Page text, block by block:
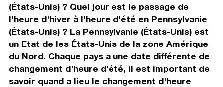
(États-Unis) ? Quel jour est le passage de
l'heure d'hiver à l'heure d'été en Pennsylvanie
(États-Unis) ? La Pennsylvanie (États-Unis) est
un Etat de les États-Unis de la zone Amérique
du Nord. Chaque pays a une date différente de
changement d'heure d'été, il est important de
savoir quand a lieu le changement d'heure